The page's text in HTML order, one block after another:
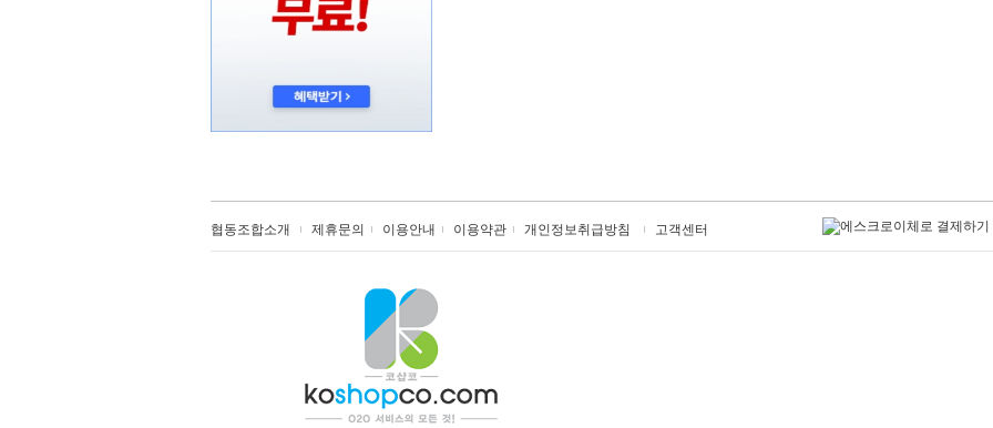
협동조합소개 제휴문의 이용안내 이용약관 개인정보취급방침 고객센터